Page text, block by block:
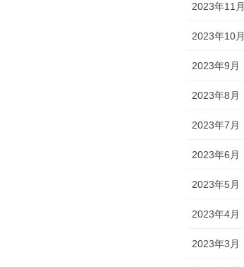
2023年11月
2023年10月
2023年9月
2023年8月
2023年7月
2023年6月
2023年5月
2023年4月
2023年3月